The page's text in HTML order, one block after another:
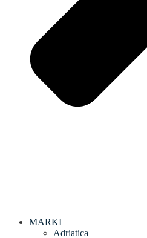
MARKI
Adriatica